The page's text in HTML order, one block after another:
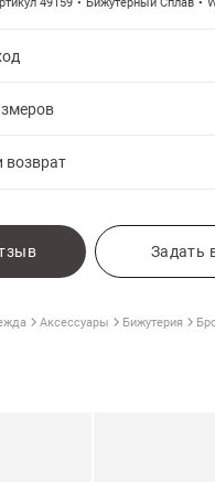
возврат
Задать
Аксессуары Бижутерия